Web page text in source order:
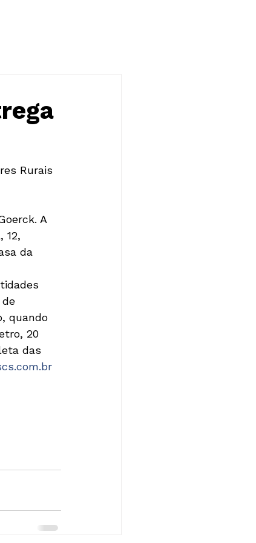
Rurais
A
12,
da
de
quando
20
das